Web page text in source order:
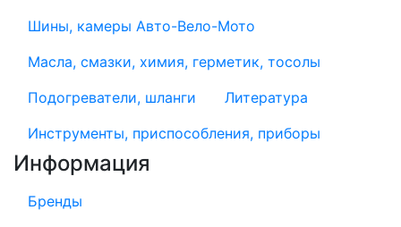
Шины, камеры Авто-Вело-Мото
Масла, смазки, химия, герметик, тосолы
Подогреватели, шланги
Литература
Инструменты, приспособления, приборы
Информация
Бренды